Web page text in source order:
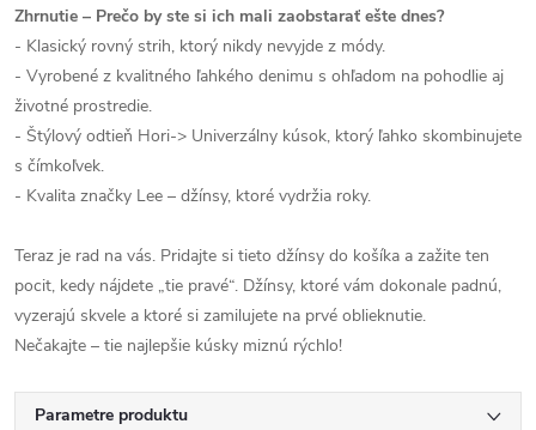
Zhrnutie – Prečo by ste si ich mali zaobstarať ešte dnes?
- Klasický rovný strih, ktorý nikdy nevyjde z módy.
- Vyrobené z kvalitného ľahkého denimu s ohľadom na pohodlie aj
životné prostredie.
- Štýlový odtieň Hori-> Univerzálny kúsok, ktorý ľahko skombinujete
s čímkoľvek.
- Kvalita značky Lee – džínsy, ktoré vydržia roky.
Teraz je rad na vás. Pridajte si tieto džínsy do košíka a zažite ten
pocit, kedy nájdete „tie pravé“. Džínsy, ktoré vám dokonale padnú,
vyzerajú skvele a ktoré si zamilujete na prvé oblieknutie.
Nečakajte – tie najlepšie kúsky miznú rýchlo!
Parametre produktu